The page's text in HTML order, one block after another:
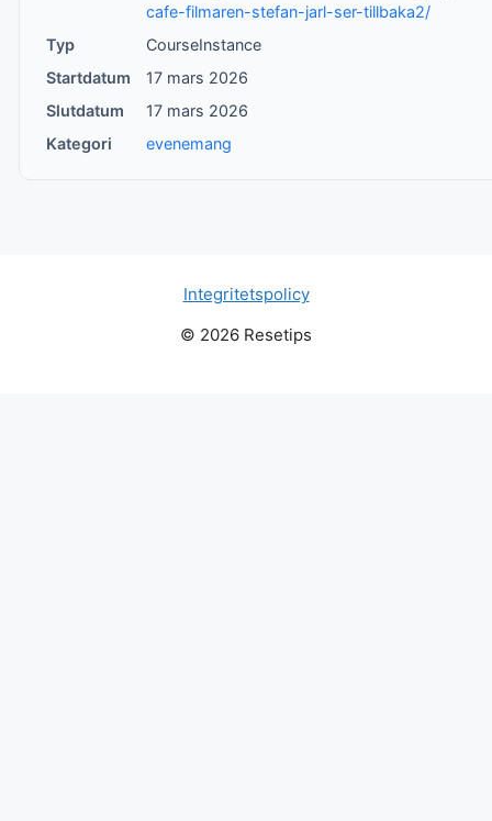
cafe-filmaren-stefan-jarl-ser-tillbaka2/
Typ
CourseInstance
Startdatum
17 mars 2026
Slutdatum
17 mars 2026
Kategori
evenemang
Integritetspolicy
© 2026 Resetips